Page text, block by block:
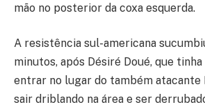
mão no posterior da coxa esquerda.
A resistência sul-americana
minutos, após Désiré Doué, que tinha
entrar no lugar do também atacante
sair driblando na área e ser